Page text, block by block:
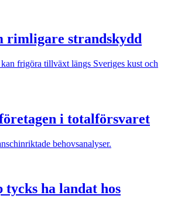
rimligare strandskydd
frigöra tillväxt längs Sveriges kust och
i totalförsvaret
behovsanalyser.
ha landat hos